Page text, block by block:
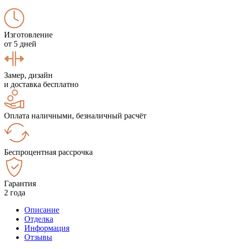
Изготовление
от 5 дней
Замер, дизайн
и доставка бесплатно
Оплата наличными, безналичный расчёт
Беспроцентная рассрочка
Гарантия
2 года
Описание
Отделка
Информация
Отзывы